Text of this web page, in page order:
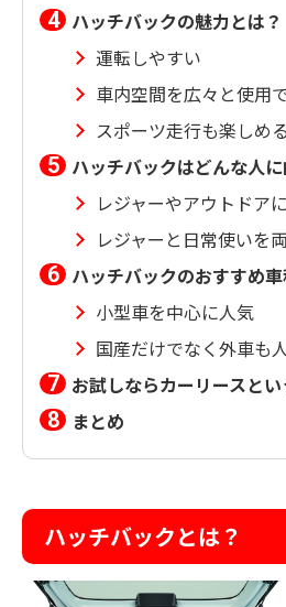
ハッチバックの魅力とは？
運転しやすい
車内空間を広々と使用
スポーツ走行も楽しめ
ハッチバックはどんな人
レジャーやアウトドア
レジャーと日常使いを
ハッチバックのおすすめ
小型車を中心に人気
国産だけでなく外車も
お試しならカーリースと
まとめ
ハッチバックとは？